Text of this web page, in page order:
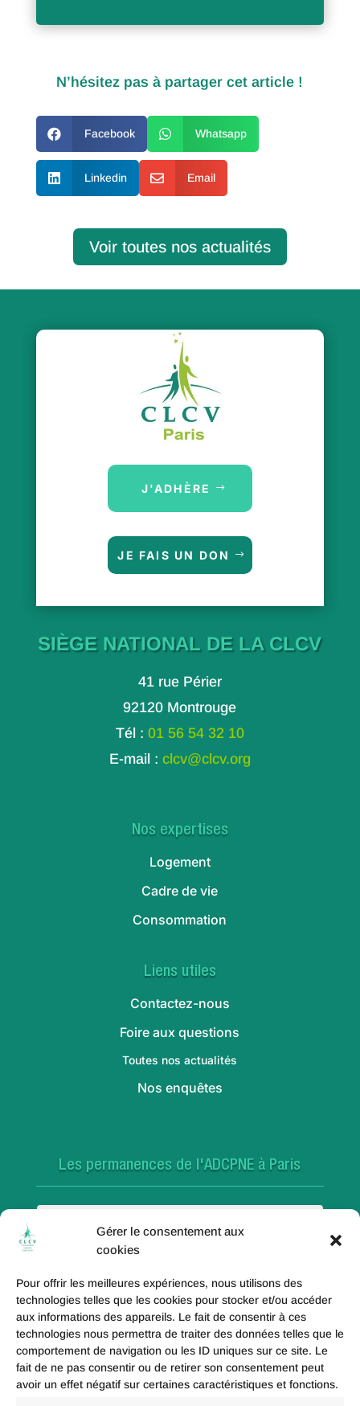
Gérer le consentement aux
cookies
Pour offrir les meilleures expériences, nous utilisons des
technologies telles que les cookies pour stocker et/ou accéder
aux informations des appareils. Le fait de consentir à ces
technologies nous permettra de traiter des données telles que le
comportement de navigation ou les ID uniques sur ce site. Le
fait de ne pas consentir ou de retirer son consentement peut
avoir un effet négatif sur certaines caractéristiques et fonctions.
N’hésitez pas à partager cet article !
 Facebook  Whatsapp
 Linkedin  Email
Voir toutes nos actualités
J'ADHÈRE
JE FAIS UN DON
SIÈGE NATIONAL DE LA CLCV
41 rue Périer
92120 Montrouge
Tél : 01 56 54 32 10
E-mail : clcv@clcv.org
Nos expertises
Logement
Cadre de vie
Consommation
Liens utiles
Contactez-nous
Foire aux questions
Toutes nos actualités
Nos enquêtes
Les permanences de l'ADCPNE à Paris
Paris 18e
Paris 20e
Paris 19e